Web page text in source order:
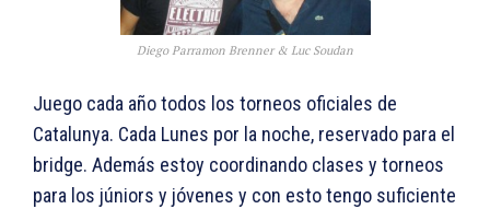
Diego Parramon Brenner & Luc Soudan
Juego cada año todos los torneos oficiales de
Catalunya. Cada Lunes por la noche, reservado para el
bridge. Además estoy coordinando clases y torneos
para los júniors y jóvenes y con esto tengo suficiente